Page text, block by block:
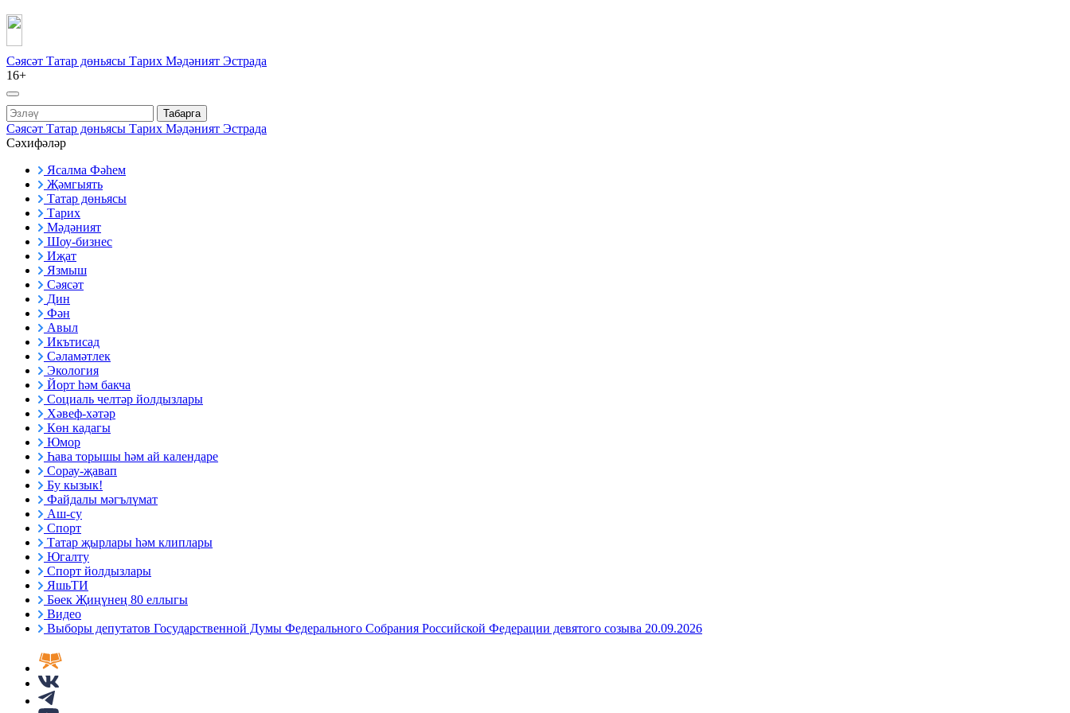
Сәясәт Татар дөньясы Тарих Мәдәният Эстрада
16+
Табарга
Сәясәт Татар дөньясы Тарих Мәдәният Эстрада
Сәхифәләр
Ясалма Фәһем
Җәмгыять
Татар дөньясы
Тарих
Мәдәният
Шоу-бизнес
Иҗат
Язмыш
Сәясәт
Дин
Фән
Авыл
Икътисад
Сәламәтлек
Экология
Йорт һәм бакча
Социаль челтәр йолдызлары
Хәвеф-хәтәр
Көн кадагы
Юмор
Һава торышы һәм ай календаре
Сорау-җавап
Бу кызык!
Файдалы мәгълүмат
Аш-су
Спорт
Татар җырлары һәм клиплары
Югалту
Спорт йолдызлары
ЯшьТИ
Бөек Җиңүнең 80 еллыгы
Видео
Выборы депутатов Государственной Думы Федерального Собрания Российской Федерации девятого созыва 20.09.2026